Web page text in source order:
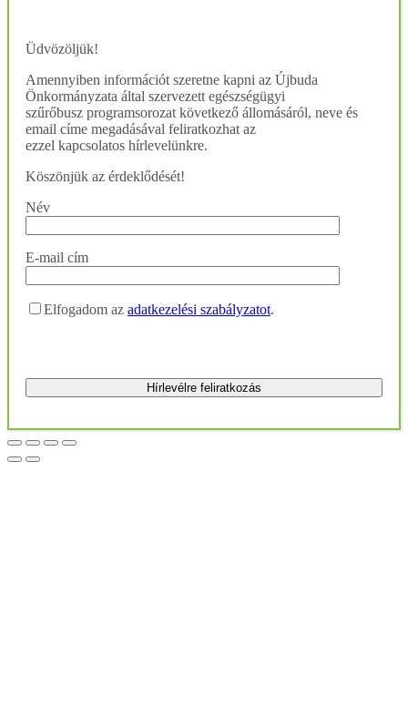
Üdvözöljük!
Amennyiben információt szeretne kapni az Újbuda
Önkormányzata által szervezett egészségügyi
szűrőbusz programsorozat következő állomásáról, neve és
email címe megadásával feliratkozhat az
ezzel kapcsolatos hírlevelünkre.
Köszönjük az érdeklődését!
Név
E-mail cím
Elfogadom az adatkezelési szabályzatot.